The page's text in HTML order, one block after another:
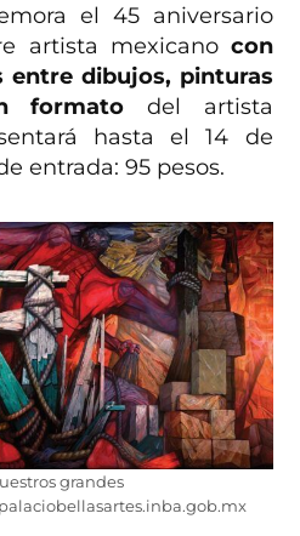
el 45 aniversario
artista mexicano con
entre dibujos, pinturas
formato del artista
hasta el 14 de
entrada: 95 pesos.
grandes